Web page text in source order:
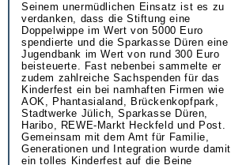
Seinem unermüdlichen Einsatz ist es zu
verdanken, dass die Stiftung eine
Doppelwippe im Wert von 5000 Euro
spendierte und die Sparkasse Düren eine
Jugendbank im Wert von rund 300 Euro
beisteuerte. Fast nebenbei sammelte er
zudem zahlreiche Sachspenden für das
Kinderfest ein bei namhaften Firmen wie
AOK, Phantasialand, Brückenkopfpark,
Stadtwerke Jülich, Sparkasse Düren,
Haribo, REWE-Markt Heckfeld und Post.
Gemeinsam mit dem Amt für Familie,
Generationen und Integration wurde damit
ein tolles Kinderfest auf die Beine